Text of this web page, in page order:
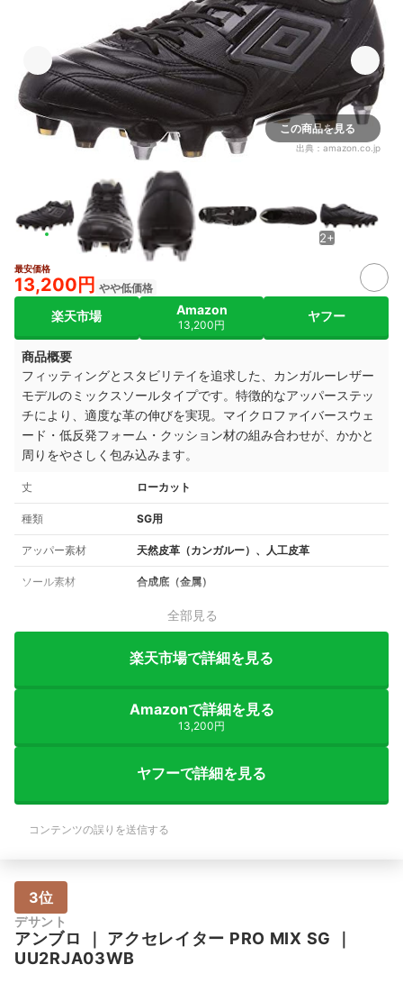
この商品を見る
出典： amazon.co.jp
2+
最安価格
13,200円 やや低価格
楽天市場 Amazon
13,200円
ヤフー
商品概要
フィッティングとスタビリテイを追求した、カンガルーレザー
モデルのミックスソールタイプです。特徴的なアッパーステッ
チにより、適度な革の伸びを実現。マイクロファイバースウェ
ード・低反発フォーム・クッション材の組み合わせが、かかと
周りをやさしく包み込みます。
丈 ローカット
種類 SG用
アッパー素材 天然皮革（カンガルー）、人工皮革
ソール素材 合成底（金属）
全部見る
楽天市場で詳細を見る
Amazonで詳細を見る
13,200円
ヤフーで詳細を見る
コンテンツの誤りを送信する
3位
デサント
アンブロ ｜ アクセレイター PRO MIX SG ｜
UU2RJA03WB